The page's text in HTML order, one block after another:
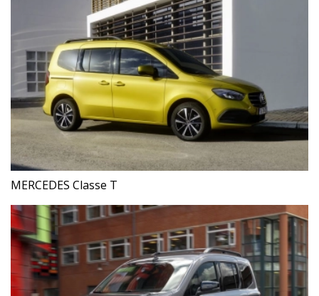
MERCEDES Classe T